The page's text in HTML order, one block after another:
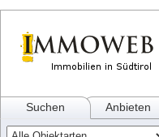
Suchen Anbieten